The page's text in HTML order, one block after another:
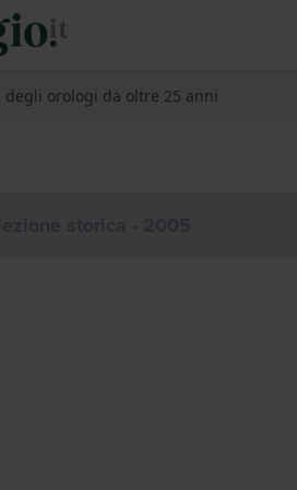
degli orologi da oltre 25 anni